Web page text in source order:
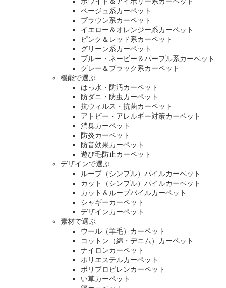
ベージュ系カーペット
ブラウン系カーペット
イエロー＆オレンジー系カーペット
ピンク＆レッド系カーペット
グリーン系カーペット
ブルー・ネービー＆パープル系カーペット
グレー＆ブラック系カーペット
機能で選ぶ
はっ水・防汚カーペット
防ダニ・防虫カーペット
抗ウィルス・抗菌カーペット
アトピー・アレルギー対策カーペット
消臭カーペット
防炎カーペット
防音効果カーペット
遊び毛防止カーペット
デザインで選ぶ
ループ（シンプル）パイルカーペット
カット（シンプル）パイルカーペット
カット＆ループパイルカーペット
シャギーカーペット
デザインカーペット
素材で選ぶ
ウール（羊毛）カーペット
コットン（綿・デニム）カーペット
ナイロンカーペット
ポリエステルカーペット
ポリプロピレンカーペット
い草カーペット